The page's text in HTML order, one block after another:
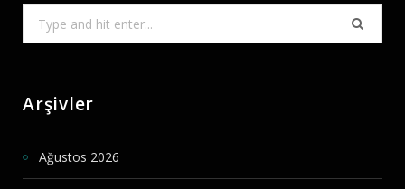
Arşivler
Ağustos 2026